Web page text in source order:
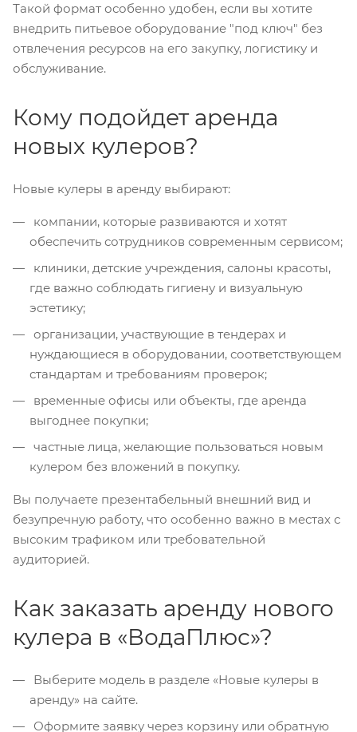
Такой формат особенно удобен, если вы хотите
внедрить питьевое оборудование "под ключ" без
отвлечения ресурсов на его закупку, логистику и
обслуживание.
Кому подойдет аренда
новых кулеров?
Новые кулеры в аренду выбирают:
компании, которые развиваются и хотят
обеспечить сотрудников современным сервисом;
клиники, детские учреждения, салоны красоты,
где важно соблюдать гигиену и визуальную
эстетику;
организации, участвующие в тендерах и
нуждающиеся в оборудовании, соответствующем
стандартам и требованиям проверок;
временные офисы или объекты, где аренда
выгоднее покупки;
частные лица, желающие пользоваться новым
кулером без вложений в покупку.
Вы получаете презентабельный внешний вид и
безупречную работу, что особенно важно в местах с
высоким трафиком или требовательной
аудиторией.
Как заказать аренду нового
кулера в «ВодаПлюс»?
Выберите модель в разделе «Новые кулеры в
аренду» на сайте.
Оформите заявку через корзину или обратную